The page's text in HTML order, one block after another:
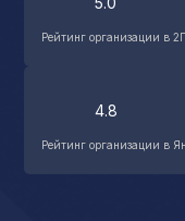
Рейтинг организации в
4.8
Рейтинг организации в
Даю согласие
С вами